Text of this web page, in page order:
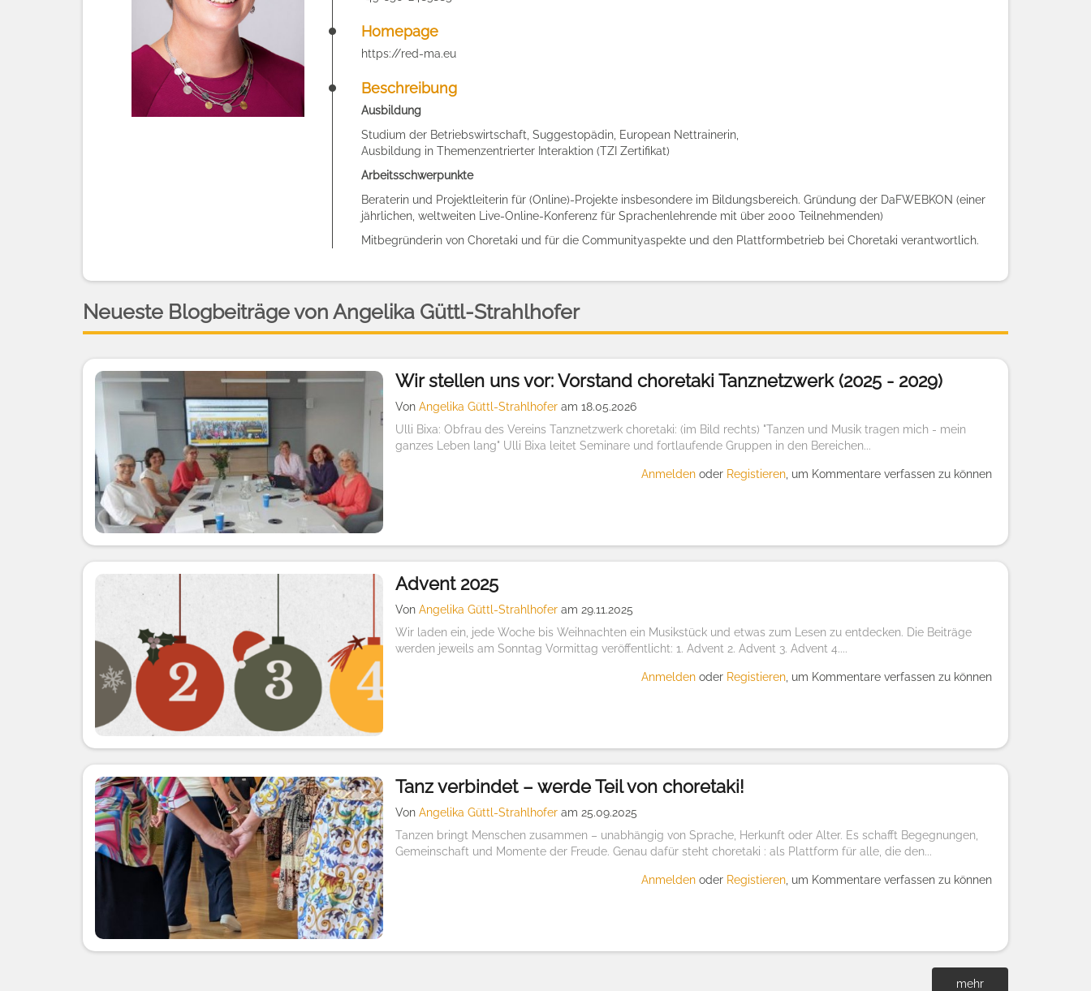
Homepage
https://red-ma.eu
Beschreibung
Ausbildung
Studium der Betriebswirtschaft, Suggestopädin, European Nettrainerin,
Ausbildung in Themenzentrierter Interaktion (TZI Zertifikat)
Arbeitsschwerpunkte
Beraterin und Projektleiterin für (Online)-Projekte insbesondere im Bildungsbereich. Gründung der DaFWEBKON (einer
jährlichen, weltweiten Live-Online-Konferenz für Sprachenlehrende mit über 2000 Teilnehmenden)
Mitbegründerin von Choretaki und für die Communityaspekte und den Plattformbetrieb bei Choretaki verantwortlich.
Neueste Blogbeiträge von Angelika Güttl-Strahlhofer
Wir stellen uns vor: Vorstand choretaki Tanznetzwerk (2025 - 2029)
Von Angelika Güttl-Strahlhofer am 18.05.2026
Ulli Bixa: Obfrau des Vereins Tanznetzwerk choretaki: (im Bild rechts) "Tanzen und Musik tragen mich - mein
ganzes Leben lang" Ulli Bixa leitet Seminare und fortlaufende Gruppen in den Bereichen...
Anmelden oder Registieren, um Kommentare verfassen zu können
Advent 2025
Von Angelika Güttl-Strahlhofer am 29.11.2025
Wir laden ein, jede Woche bis Weihnachten ein Musikstück und etwas zum Lesen zu entdecken. Die Beiträge
werden jeweils am Sonntag Vormittag veröffentlicht: 1. Advent 2. Advent 3. Advent 4....
Anmelden oder Registieren , um Kommentare verfassen zu können
Tanz verbindet – werde Teil von choretaki!
Von Angelika Güttl-Strahlhofer am 25.09.2025
Tanzen bringt Menschen zusammen – unabhängig von Sprache, Herkunft oder Alter. Es schafft Begegnungen,
Gemeinschaft und Momente der Freude. Genau dafür steht choretaki : als Plattform für alle, die den...
Anmelden oder Registieren , um Kommentare verfassen zu können
mehr